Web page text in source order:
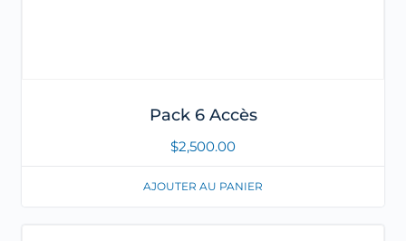
Pack 6 Accès
$2,500.00
AJOUTER AU PANIER